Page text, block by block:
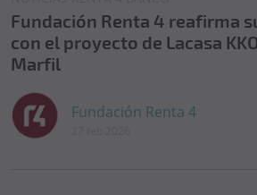
Fundación Renta 4 reafirma
con el proyecto de Lacasa
Marfil
Fundación Renta 4